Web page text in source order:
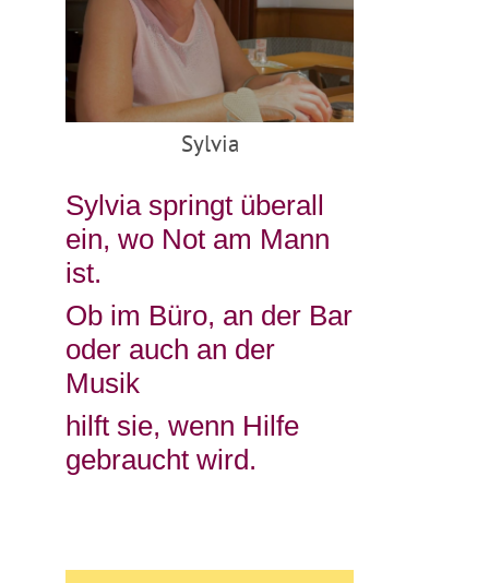
Sylvia
Sylvia springt überall
ein, wo Not am Mann
ist.
Ob im Büro, an der Bar
oder auch an der
Musik
hilft sie, wenn Hilfe
gebraucht wird.